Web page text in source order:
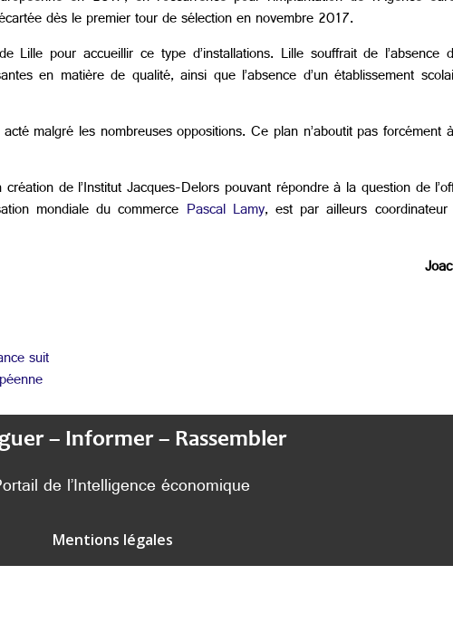
dès le premier tour de sélection en novembre 2017.
pour accueillir ce type d’installations. Lille souffrait de l’absence
en matière de qualité, ainsi que l’absence d’un établissement
malgré les nombreuses oppositions. Ce plan n’aboutit pas forcément
de l’Institut Jacques-Delors pouvant répondre à la question de
mondiale du commerce Pascal Lamy, est par ailleurs
suit
– Informer – Rassembler
de l’Intelligence économique
Mentions légales